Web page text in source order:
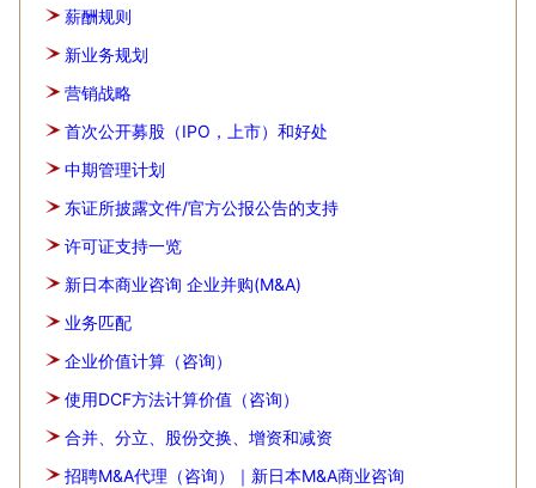
薪酬规则
新业务规划
营销战略
首次公开募股（IPO，上市）和好处
中期管理计划
东证所披露文件/官方公报公告的支持
许可证支持一览
新日本商业咨询 企业并购(M&A)
业务匹配
企业价值计算（咨询）
使用DCF方法计算价值（咨询）
合并、分立、股份交换、增资和减资
招聘M&A代理（咨询）｜新日本M&A商业咨询